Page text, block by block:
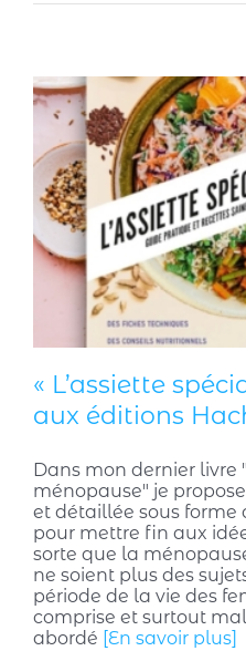
« L’assiette
aux éditions
Dans mon dernier livre
ménopause" je
et détaillée sous forme
pour mettre fin aux
sorte que la
ne soient plus des
période de la vie des
comprise et surtout
abordé [En savoir plus]